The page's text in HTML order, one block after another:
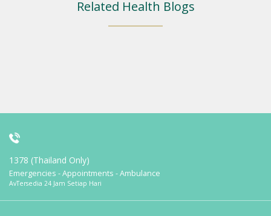
Related Health Blogs
1378 (Thailand Only)
Emergencies - Appointments - Ambulance
AvTersedia 24 Jam Setiap Hari